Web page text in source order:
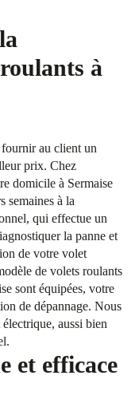
à
au client un
prix. Chez
domicile à Sermaise
semaines à la
qui effectue un
la panne et
de votre volet
de volets roulants
sont équipées, votre
de dépannage. Nous
aussi bien
et efficace